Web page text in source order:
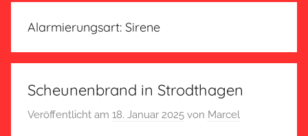
Alarmierungsart: Sirene
Scheunenbrand in Strodthagen
Veröffentlicht am 18. Januar 2025 von Marcel